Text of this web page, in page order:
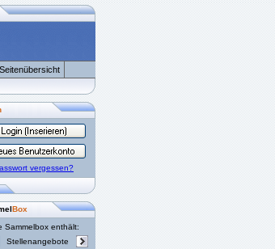
Seitenübersicht
vergessen?
Box
Sammelbox enthält:
Stellenangebote